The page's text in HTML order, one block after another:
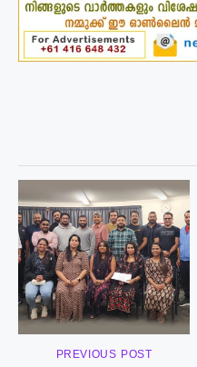
PREVIOUS POST